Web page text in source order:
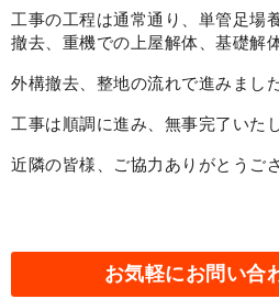
工事の工程は通常通り、単管足場
撤去、重機での上屋解体、基礎解体
外構撤去、整地の流れで進みました
工事は順調に進み、無事完了いた
近隣の皆様、ご協力ありがとうご
お気軽にお問い合